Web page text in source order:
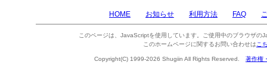
HOME お知らせ 利用方法 FAQ
このページは、JavaScriptを使用しています。ご使用中のブラウザの
このホームページに関するお問い合わせは こ
Copyright(C) 1999-2026 Shugiin All Rights Reserved. 著作権